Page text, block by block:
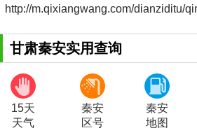
http://m.qixiangwang.com/dianziditu/
甘肃秦安实用查询
15天
天气
秦安
区号
秦安
地图